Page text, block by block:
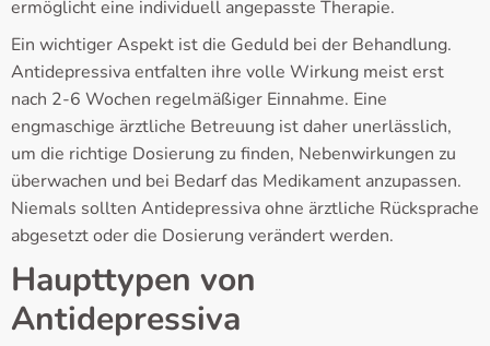
ermöglicht eine individuell angepasste Therapie.
Ein wichtiger Aspekt ist die Geduld bei der Behandlung.
Antidepressiva entfalten ihre volle Wirkung meist erst
nach 2-6 Wochen regelmäßiger Einnahme. Eine
engmaschige ärztliche Betreuung ist daher unerlässlich,
um die richtige Dosierung zu finden, Nebenwirkungen zu
überwachen und bei Bedarf das Medikament anzupassen.
Niemals sollten Antidepressiva ohne ärztliche Rücksprache
abgesetzt oder die Dosierung verändert werden.
Haupttypen von
Antidepressiva